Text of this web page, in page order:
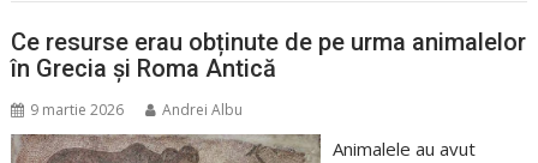
Ce resurse erau obținute de pe urma animalelor
în Grecia și Roma Antică
9 martie 2026 Andrei Albu
Animalele au avut